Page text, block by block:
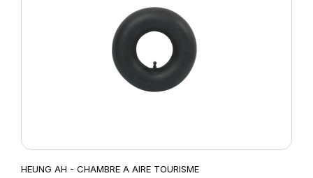
HEUNG AH - CHAMBRE A AIRE TOURISME